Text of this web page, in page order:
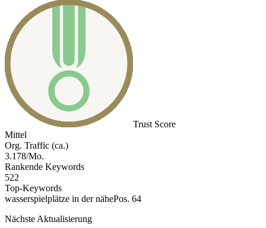
Trust Score
Mittel
Org. Traffic (ca.)
3.178/Mo.
Rankende Keywords
522
Top-Keywords
wasserspielplätze in der nähePos. 64
Nächste Aktualisierung